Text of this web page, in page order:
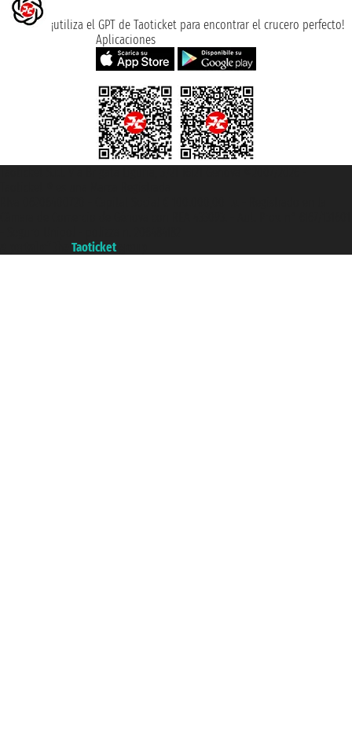
¡utiliza el GPT de Taoticket para encontrar el crucero perfecto!
Aplicaciones
Taoticket